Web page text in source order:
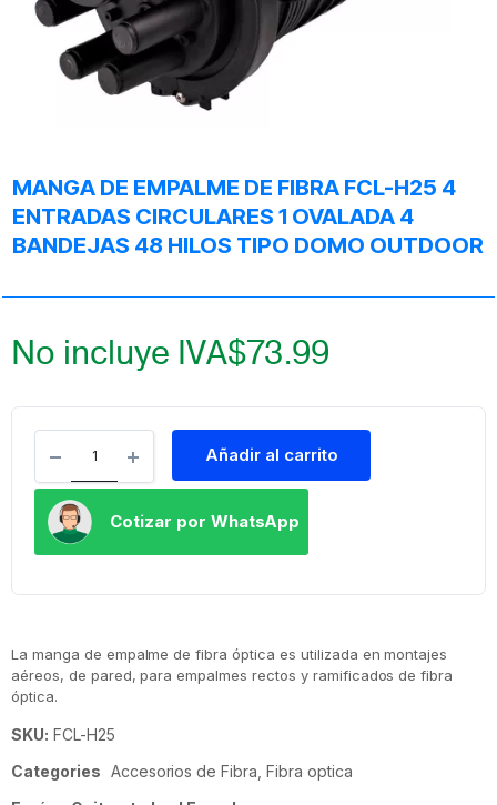
MANGA DE EMPALME DE FIBRA FCL-H25 4
ENTRADAS CIRCULARES 1 OVALADA 4
BANDEJAS 48 HILOS TIPO DOMO OUTDOOR
$73.99
No incluye IVA
Añadir al carrito
Cotizar por WhatsApp
La manga de empalme de fibra óptica es utilizada en montajes
aéreos, de pared, para empalmes rectos y ramificados de fibra
óptica.
SKU: FCL-H25
Categories Accesorios de Fibra ,Fibra optica